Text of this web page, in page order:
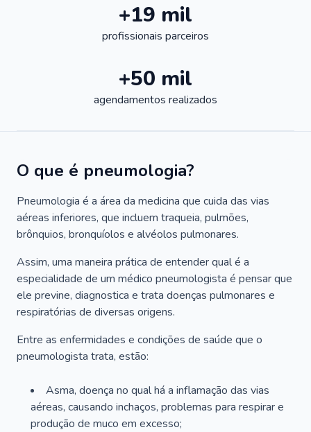
+19 mil
profissionais parceiros
+50 mil
agendamentos realizados
O que é pneumologia?
Pneumologia é a área da medicina que cuida das vias
aéreas inferiores, que incluem traqueia, pulmões,
brônquios, bronquíolos e alvéolos pulmonares.
Assim, uma maneira prática de entender qual é a
especialidade de um médico pneumologista é pensar que
ele previne, diagnostica e trata doenças pulmonares e
respiratórias de diversas origens.
Entre as enfermidades e condições de saúde que o
pneumologista trata, estão:
Asma, doença no qual há a inflamação das vias
aéreas, causando inchaços, problemas para respirar e
produção de muco em excesso;